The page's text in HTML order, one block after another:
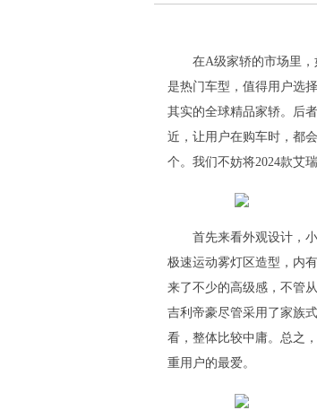
在A级家轿的市场里
是热门车型，值得用户选
其实的全球精品家轿。后
近，让用户在购车时，都
个。我们不妨将2024款艾
首先来看外观设计，
极速运动雾灯区造型，内
来了不少的高级感，不管
吉利帝豪尽管采用了家族
看，整体比较中庸。总之
重用户的最爱。